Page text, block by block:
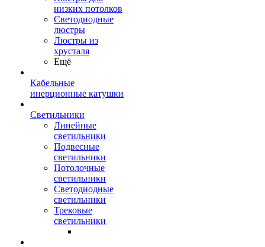
низких потолков
Cветодиодные
люстры
Люстры из
хрусталя
Ещё
Кабельные
инерционные катушки
Светильники
Линейные
светильники
Подвесные
светильники
Потолочные
светильники
Светодиодные
светильники
Трековые
светильники